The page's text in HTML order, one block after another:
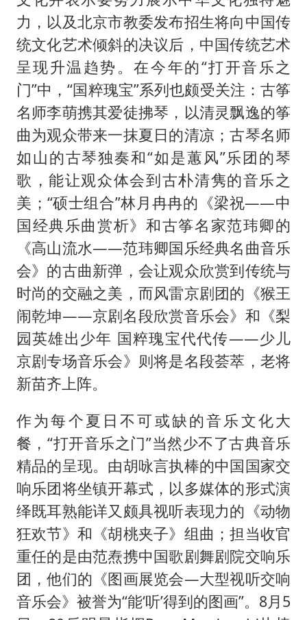
力，以及北京市教委发布招生将向中国传
统文化艺术倾斜的决议后，中国传统艺术
呈现升温趋势。在今年的“打开音乐之
门”中，“国粹瑰宝”系列也颇受关注：古筝
名师李萌携其爱徒拂琴，以清灵飘逸的筝
曲为观众带来一抹夏日的清凉；古琴名师
如山的古琴独奏和“如是蕙风”乐团的琴
歌，能让观众体会到古朴清隽的音乐之
美；“硕士组合”林月冉冉的《梁祝——中
国经典乐曲赏析》和古筝名家范玮卿的
《高山流水——范玮卿国乐经典名曲音乐
会》的古曲新弹，会让观众欣赏到传统与
时尚的交融之美，而风雷京剧团的《猴王
闹乾坤——京剧名段欣赏音乐会》和《梨
园英雄出少年 国粹瑰宝代代传——少儿
京剧专场音乐会》则将是名段荟萃，老将
新苗齐上阵。
作为每个夏日不可或缺的音乐文化大
餐，“打开音乐之门”当然少不了古典音乐
精品的呈现。由胡咏言执棒的中国国家交
响乐团将坐镇开幕式，以多媒体的形式演
绎既耳熟能详又颇具视听表现力的《动物
狂欢节》和《胡桃夹子》组曲；担当收官
重任的是由范焘携中国歌剧舞剧院交响乐
团，他们的《图画展览会—大型视听交响
音乐会》被誉为“能‘听’得到的图画”。8月5